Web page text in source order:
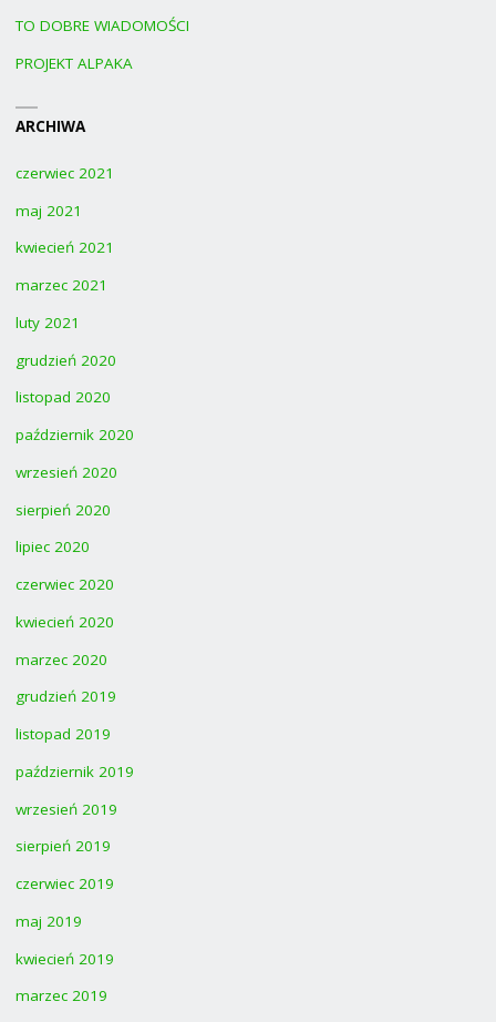
TO DOBRE WIADOMOŚCI
PROJEKT ALPAKA
ARCHIWA
czerwiec 2021
maj 2021
kwiecień 2021
marzec 2021
luty 2021
grudzień 2020
listopad 2020
październik 2020
wrzesień 2020
sierpień 2020
lipiec 2020
czerwiec 2020
kwiecień 2020
marzec 2020
grudzień 2019
listopad 2019
październik 2019
wrzesień 2019
sierpień 2019
czerwiec 2019
maj 2019
kwiecień 2019
marzec 2019